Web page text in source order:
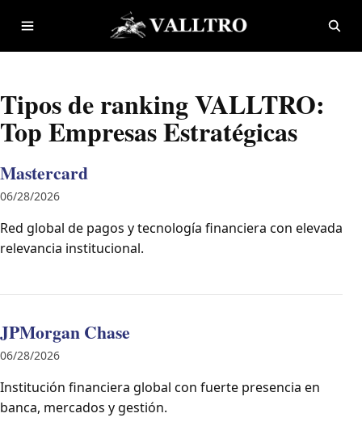
Abrir menú Abrir
Tipos de ranking VALLTRO:
Top Empresas Estratégicas
Mastercard
06/28/2026
Red global de pagos y tecnología financiera con elevada
relevancia institucional.
JPMorgan Chase
06/28/2026
Institución financiera global con fuerte presencia en
banca, mercados y gestión.